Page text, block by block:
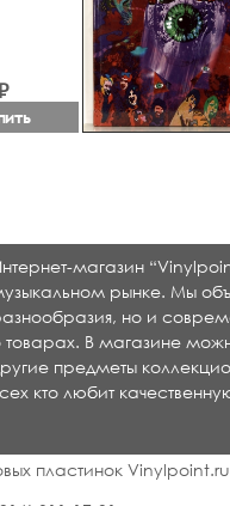
магазин
рынке. Мы
но и
товарах. В магазине
предметы
кто любит
пластинок Vinylpoint.ru